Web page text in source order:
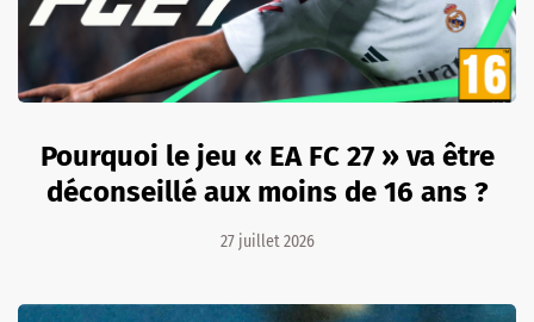
Pourquoi le jeu « EA FC 27 » va être
déconseillé aux moins de 16 ans ?
27 juillet 2026